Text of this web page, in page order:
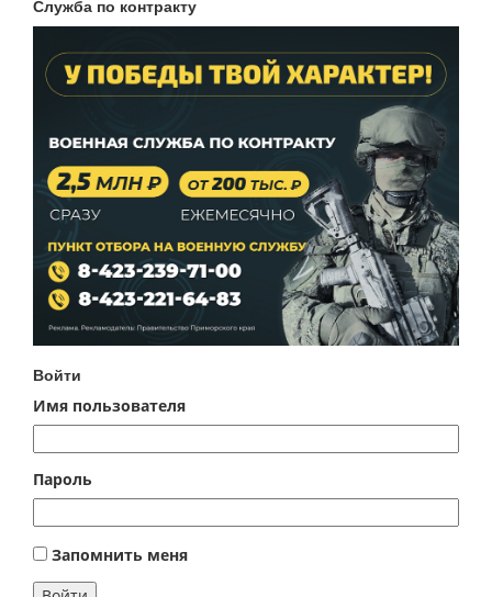
Служба по контракту
Войти
Имя пользователя
Пароль
Запомнить меня